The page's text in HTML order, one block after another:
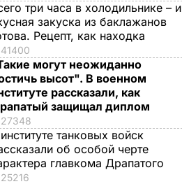
три часа в холодильнике – и
закуска из баклажанов
Рецепт, как находка
41400
могут неожиданно
высот". В военном
рассказали, как
защищал диплом
27348
танковых войск
об особой черте
главкома Драпатого
25216